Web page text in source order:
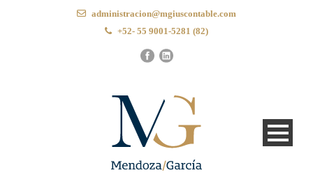
administracion@mgiuscontable.com
+52- 55 9001-5281 (82)